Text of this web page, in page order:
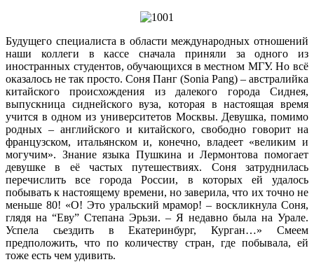
Будущего специалиста в области международных отношений
наши коллеги в кассе сначала приняли за одного из
иностранных студентов, обучающихся в местном МГУ. Но всё
оказалось не так просто. Соня Панг (Sonia Pang) – австралийка
китайского происхождения из далекого города Сиднея,
выпускница сиднейского вуза, которая в настоящая время
учится в одном из университетов Москвы. Девушка, помимо
родных – английского и китайского, свободно говорит на
французском, итальянском и, конечно, владеет «великим и
могучим». Знание языка Пушкина и Лермонтова помогает
девушке в её частых путешествиях. Соня затруднилась
перечислить все города России, в которых ей удалось
побывать к настоящему времени, но заверила, что их точно не
меньше 80! «О! Это уральский мрамор! – воскликнула Соня,
глядя на “Еву” Степана Эрьзи. – Я недавно была на Урале.
Успела сьездить в Екатеринбург, Курган…» Смеем
предположить, что по количеству стран, где побывала, ей
тоже есть чем удивить.